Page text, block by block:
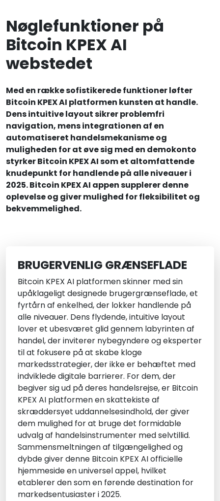
Nøglefunktioner på
Bitcoin KPEX AI
webstedet
Med en række sofistikerede funktioner løfter
Bitcoin KPEX AI platformen kunsten at handle.
Dens intuitive layout sikrer problemfri
navigation, mens integrationen af en
automatiseret handelsmekanisme og
muligheden for at øve sig med en demokonto
styrker Bitcoin KPEX AI som et altomfattende
knudepunkt for handlende på alle niveauer i
2025. Bitcoin KPEX AI appen supplerer denne
oplevelse og giver mulighed for fleksibilitet og
bekvemmelighed.
BRUGERVENLIG GRÆNSEFLADE
Bitcoin KPEX AI platformen skinner med sin
upåklageligt designede brugergrænseflade, et
fyrtårn af enkelhed, der lokker handlende på
alle niveauer. Dens flydende, intuitive layout
lover et ubesværet glid gennem labyrinten af
handel, der inviterer nybegyndere og eksperter
til at fokusere på at skabe kloge
markedsstrategier, der ikke er behæftet med
indviklede digitale barrierer. For dem, der
begiver sig ud på deres handelsrejse, er Bitcoin
KPEX AI platformen en skattekiste af
skræddersyet uddannelsesindhold, der giver
dem mulighed for at bruge det formidable
udvalg af handelsinstrumenter med selvtillid.
Sammensmeltningen af tilgængelighed og
dybde giver denne Bitcoin KPEX AI officielle
hjemmeside en universel appel, hvilket
etablerer den som en førende destination for
markedsentusiaster i 2025.